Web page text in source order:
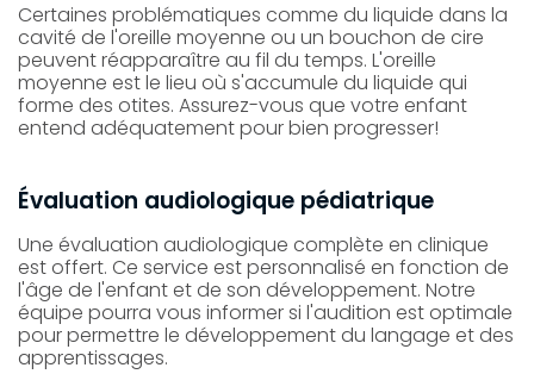
Certaines problématiques comme du liquide dans la
cavité de l'oreille moyenne ou un bouchon de cire
peuvent réapparaître au fil du temps. L'oreille
moyenne est le lieu où s'accumule du liquide qui
forme des otites. Assurez-vous que votre enfant
entend adéquatement pour bien progresser!
Évaluation audiologique pédiatrique
Une évaluation audiologique complète en clinique
est offert. Ce service est personnalisé en fonction de
l'âge de l'enfant et de son développement. Notre
équipe pourra vous informer si l'audition est optimale
pour permettre le développement du langage et des
apprentissages.